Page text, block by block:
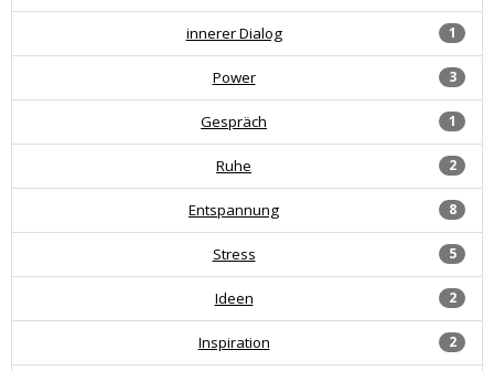
1
innerer Dialog
3
Power
1
Gespräch
2
Ruhe
8
Entspannung
5
Stress
2
Ideen
2
Inspiration